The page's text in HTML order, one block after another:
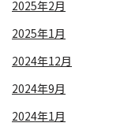
2025年2月
2025年1月
2024年12月
2024年9月
2024年1月